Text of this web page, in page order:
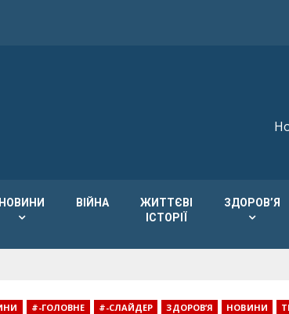
НОВИНИ ВІЙНА
ЖИТТЄВІ
ІСТОРІЇ
ЗДОРОВ’Я
#-ГОЛОВНЕ #-СЛАЙДЕР ЗДОРОВ’Я НОВИНИ